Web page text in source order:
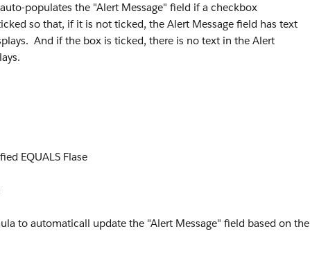
populates the "Alert Message" field if a checkbox
so that, if it is not ticked, the Alert Message field has text
And if the box is ticked, there is no text in the Alert
EQUALS Flase
to automaticall update the "Alert Message" field based on the